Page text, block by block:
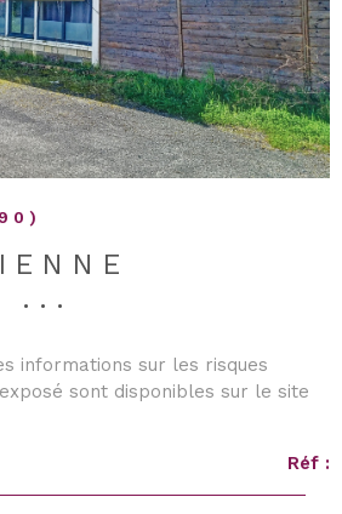
commerciale enregistrée au RC
877 759 308. Pour découvrir
au 06.75.56.22.27 Les informations
ce bien est exposé sont
Géorisques
...
informations sur les risques
sont disponibles sur le site
Réf :